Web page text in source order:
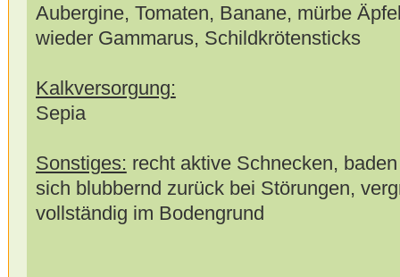
Aubergine, Tomaten, Banane, mürbe
wieder Gammarus, Schildkrötensticks
Kalkversorgung:
Sepia
Sonstiges: recht aktive Schnecken,
sich blubbernd zurück bei Störungen,
vollständig im Bodengrund